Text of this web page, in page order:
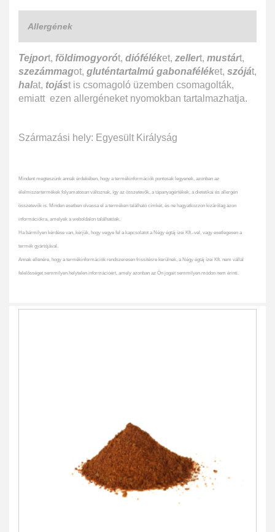
Allergének
Tejport, földimogyorót, dióféléket, zellert, mustárt,
szezámmagot, gluténtartalmú gabonaféléket, szóját,
halat, tojást is csomagoló üzemben csomagolták,
emiatt ezen allergéneket nyomokban tartalmazhatja.
Származási hely: Egyesült Királyság
Mindent megteszünk annak érdekében, hogy a termékinformációk pontosak legyenek, azonban az
élelmiszertermékek folyamatosan változnak, így az összetevők, a tápanyagértékek, a dietetikai és allergén
összetevők is. Minden esetben olvassa el a terméken található címkét, és ne hagyatkozzon kizárólag azon
információkra, amelyek a weboldalon találhatóak.
Ha bármilyen kérdése van, kérjük, hogy vegye fel a kapcsolatot a Négy égtáj ízei Kft.-vel, vagy esetlegesen a
termék gyártójával.
Annak ellenére, hogy a termékinformációk rendszeresen frissítésre kerülnek, a Négy égtáj ízei Kft. nem vállal
felelősséget semmilyen helytelen információért, amely azonban az Ön jogait semmilyen módon nem érinti.